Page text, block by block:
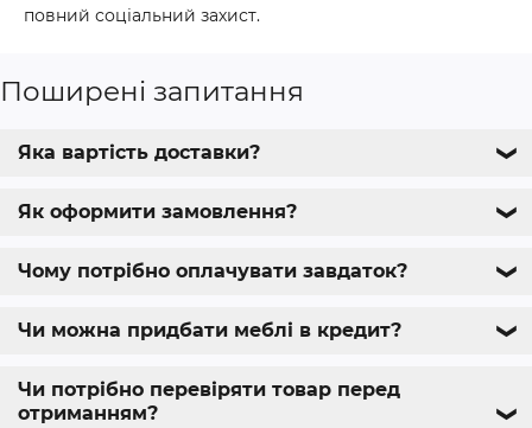
повний соціальний захист.
Поширені запитання
Яка вартість доставки? ❯
Як оформити замовлення? ❯
Чому потрібно оплачувати завдаток? ❯
Чи можна придбати меблі в кредит? ❯
Чи потрібно перевіряти товар перед
отриманням?
❯